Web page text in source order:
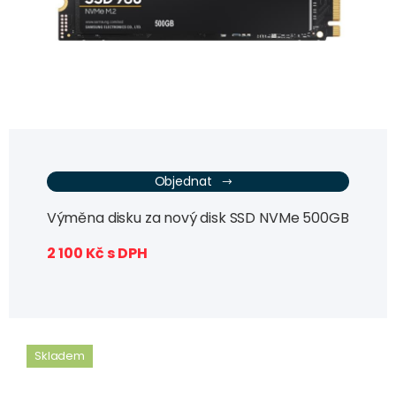
Objednat
Výměna disku za nový disk SSD NVMe 500GB
2 100 Kč s DPH
Skladem